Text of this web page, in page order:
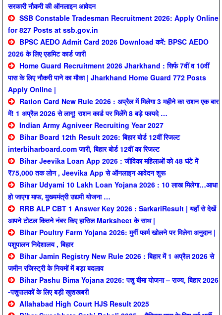
सरकारी नौकरी की ऑनलाइन आवेदन
SSB Constable Tradesman Recruitment 2026: Apply Online
for 827 Posts at ssb.gov.in
BPSC AEDO Admit Card 2026 Download करें: BPSC AEDO
2026 के लिए एडमिट कार्ड जारी
Home Guard Recruitment 2026 Jharkhand : सिर्फ 7वीं व 10वीं
पास के लिए नौकरी पाने का मौका | Jharkhand Home Guard 772 Posts
Apply Online |
Ration Card New Rule 2026 : अप्रैल में मिलेगा 3 महीने का राशन एक बार
में! 1 अप्रैल 2026 से लागू! राशन कार्ड पर मिलेंगे 8 बड़े फायदे …
Indian Army Agniveer Recruiting Year 2027
Bihar Board 12th Result 2026: बिहार बोर्ड 12वीं रिजल्ट
interbiharboard.com जारी, बिहार बोर्ड 12वीं का रिजल्ट
Bihar Jeevika Loan App 2026 : जीविका महिलाओं को 48 घंटे में
₹75,000 तक लोन , Jeevika App से ऑनलाइन आवेदन शुरू
Bihar Udyami 10 Lakh Loan Yojana 2026 : 10 लाख मिलेगा…आधा
हो जाएगा माफ, मुख्यमंत्री उद्यमी योजना …
RRB ALP CBT 1 Answer Key 2026 : SarkariResult | यहाँ से देखें
आपने टोटल कितने नंबर किए हासिल Marksheet के साथ |
Bihar Poultry Farm Yojana 2026: मुर्गी फार्म खोलने पर मिलेगा अनुदान |
पशुपालन निदेशालय , बिहार
Bihar Jamin Registry New Rule 2026 : बिहार में 1 अप्रैल 2026 से
जमीन रजिस्ट्री के नियमों में बड़ा बदलाव
Bihar Pashu Bima Yojana 2026: पशु बीमा योजना – राज्य, बिहार 2026
-पशुपालकों के लिए बड़ी खुशखबरी
Allahabad High Court HJS Result 2025